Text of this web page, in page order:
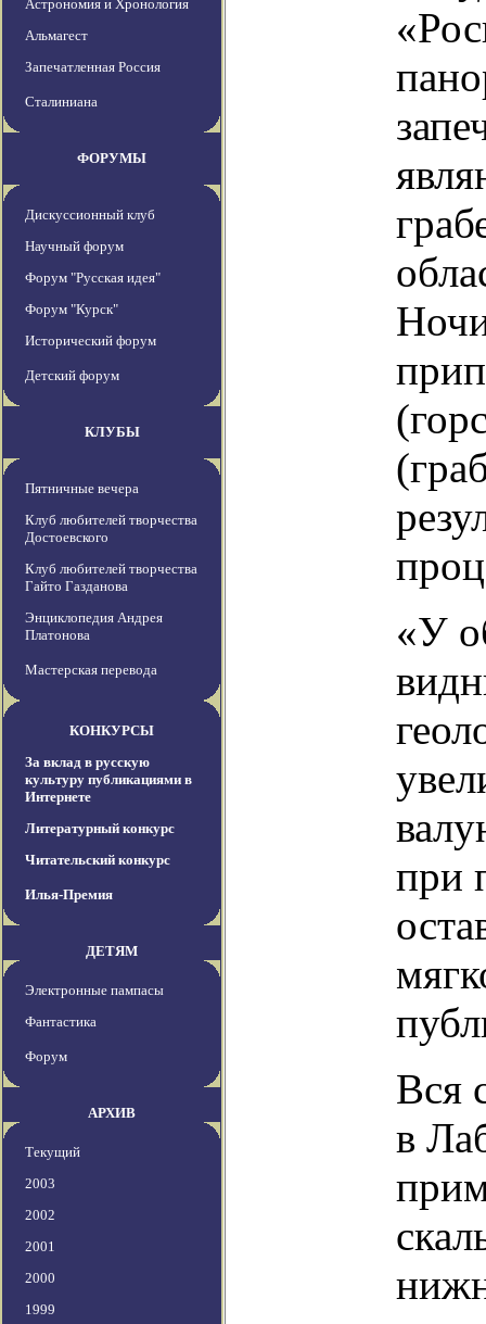
Астрономия и Хронология
Альмагест
Запечатленная Россия
Сталиниана
ФОРУМЫ
Дискуссионный клуб
Научный форум
Форум "Русская идея"
Форум "Курск"
Исторический форум
Детский форум
КЛУБЫ
Пятничные вечера
Клуб любителей творчества
Достоевского
Клуб любителей творчества
Гайто Газданова
Энциклопедия Андрея
Платонова
Мастерская перевода
КОНКУРСЫ
За вклад в русскую
культуру публикациями в
Интернете
Литературный конкурс
Читательский конкурс
Илья-Премия
ДЕТЯМ
Электронные пампасы
Фантастика
Форум
АРХИВ
Текущий
2003
2002
2001
2000
1999
«У
при
Вся
в